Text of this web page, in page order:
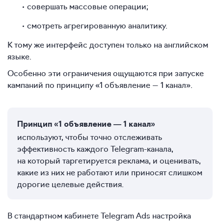
совершать массовые операции;
смотреть агрегированную аналитику.
К тому же интерфейс доступен только на английском
языке.
Особенно эти ограничения ощущаются при запуске
кампаний по принципу «1 объявление — 1 канал».
Принцип «1 объявление — 1 канал»
используют, чтобы точно отслеживать
эффективность каждого Telegram-канала,
на который таргетируется реклама, и оценивать,
какие из них не работают или приносят слишком
дорогие целевые действия.
В стандартном кабинете Telegram Ads настройка